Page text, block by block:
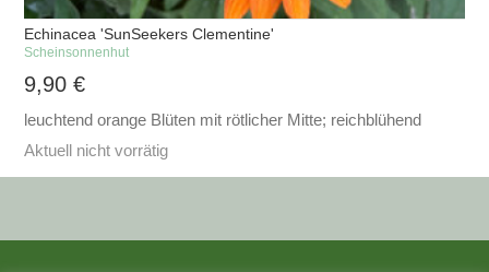
Echinacea 'SunSeekers Clementine'
Scheinsonnenhut
9,90€
leuchtend orange Blüten mit rötlicher Mitte; reichblühend
Aktuell nicht vorrätig